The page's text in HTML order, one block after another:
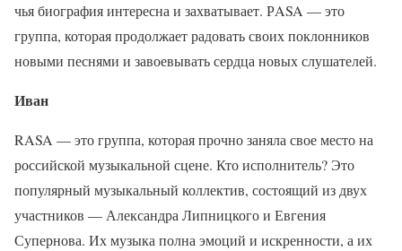
чья биография интересна и захватывает. РASA — это
группа, которая продолжает радовать своих поклонников
новыми песнями и завоевывать сердца новых слушателей.
Иван
RASA — это группа, которая прочно заняла свое место на
российской музыкальной сцене. Кто исполнитель? Это
популярный музыкальный коллектив, состоящий из двух
участников — Александра Липницкого и Евгения
Супернова. Их музыка полна эмоций и искренности, а их